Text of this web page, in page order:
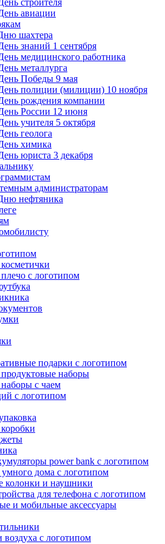
строителя
авиации
шахтера
знаний 1 сентября
медицинского работника
металлурга
Победы 9 мая
полиции (милиции) 10 ноября
рождения компании
России 12 июня
учителя 5 октября
геолога
химика
юриста 3 декабря
администраторам
нефтяника
с логотипом
подарки с логотипом
наборы
с чаем
с логотипом
power bank с логотипом
дома с логотипом
колонки и наушники
для телефона с логотипом
и мобильные аксессуары
воздуха с логотипом